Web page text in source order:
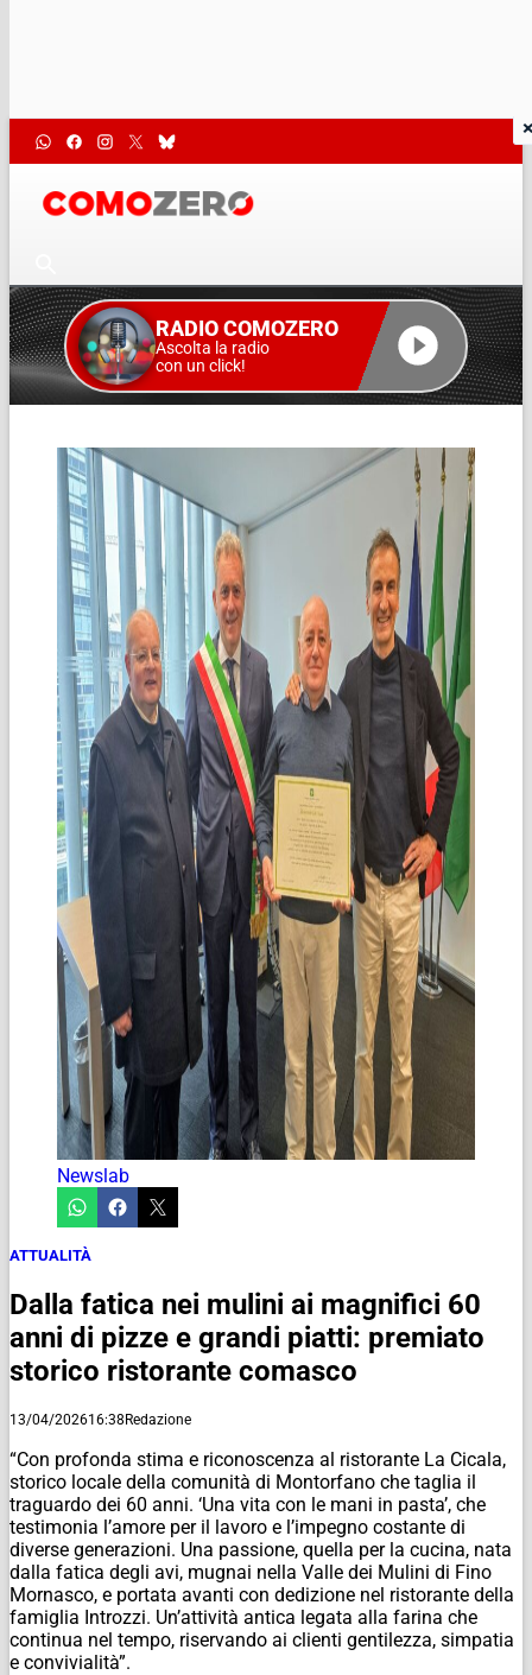
RADIO COMOZERO
Ascolta la radio
con un click!
Newslab
ATTUALITÀ
Dalla fatica nei mulini ai magnifici 60
anni di pizze e grandi piatti: premiato
storico ristorante comasco
13/04/202616:38Redazione
“Con profonda stima e riconoscenza al ristorante La Cicala,
storico locale della comunità di Montorfano che taglia il
traguardo dei 60 anni. ‘Una vita con le mani in pasta’, che
testimonia l’amore per il lavoro e l’impegno costante di
diverse generazioni. Una passione, quella per la cucina, nata
dalla fatica degli avi, mugnai nella Valle dei Mulini di Fino
Mornasco, e portata avanti con dedizione nel ristorante della
famiglia Introzzi. Un’attività antica legata alla farina che
continua nel tempo, riservando ai clienti gentilezza, simpatia
e convivialità”.